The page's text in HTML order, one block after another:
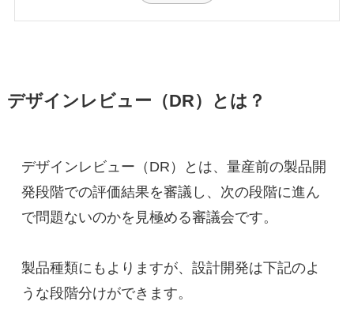
デザインレビュー（DR）とは？
デザインレビュー（DR）とは、量産前の製品開
発段階での評価結果を審議し、次の段階に進ん
で問題ないのかを見極める審議会です。
製品種類にもよりますが、設計開発は下記のよ
うな段階分けができます。